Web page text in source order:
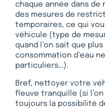
chaque année dans de
des mesures de
temporaires, ce qui
véhicule (type de
quand l’on sait que
consommation d’eau
particuliers…).
Bref, nettoyer votre
fleuve tranquille (si
toujours la possibilité